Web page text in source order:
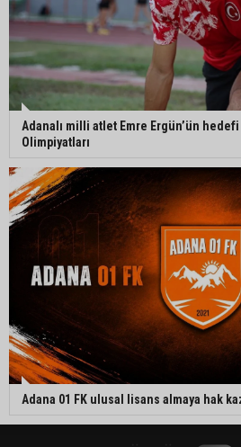
Adanalı milli atlet Emre Ergün’ün
Olimpiyatları
Adana 01 FK ulusal lisans almaya hak